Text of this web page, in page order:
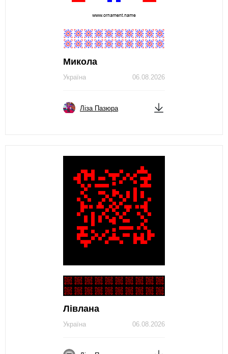
Микола
06.08.2026
Україна
Ліза Пазюра
Лівлана
06.08.2026
Україна